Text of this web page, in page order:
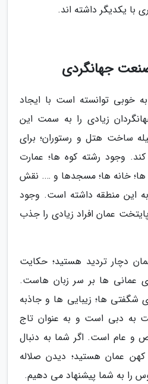
یکدیگر داشته اند.
جهانگردی
خوبی توانسته است با ایجاد
زیادی را به سمت این
ساخت هتل و رستوران؛ برای
کند. وجود رشته کوه ها؛ عمارت
خانه ها؛ مسجدها و …. نقش
این منطقه داشته است. وجود
عمان افراد زیادی را جذب
دچار تردید هستید؛ حکایت
عمانی ها بر سر زبان هاست.
شگفتی ها؛ زیبایی ها و جاذبه
به دبی است و به عنوان تاج
و عام است. اگر شما به دنبال
کهن عمان هستید؛ دیدن صلاله
را به شما پیشنهاد می دهیم.